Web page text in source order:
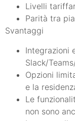
Livelli
Parità tra
Svantaggi
Integrazioni
Slack/
Opzioni
e la
Le
non sono